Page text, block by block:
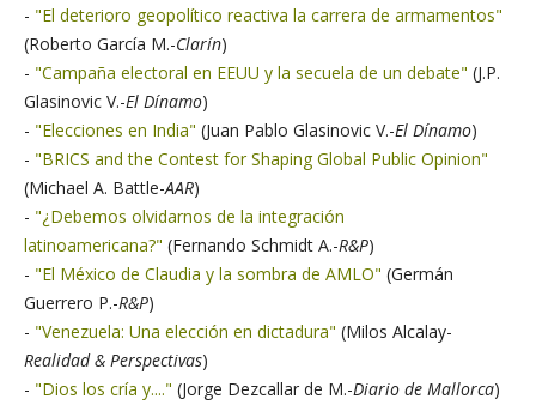
- "El deterioro geopolítico reactiva la carrera de armamentos"
(Roberto García M.-Clarín)
- "Campaña electoral en EEUU y la secuela de un debate" (J.P.
Glasinovic V.-El Dínamo)
- "Elecciones en India" (Juan Pablo Glasinovic V.-El Dínamo)
- "BRICS and the Contest for Shaping Global Public Opinion"
(Michael A. Battle-AAR)
- "¿Debemos olvidarnos de la integración
latinoamericana?" (Fernando Schmidt A.-R&P)
- "El México de Claudia y la sombra de AMLO" (Germán
Guerrero P.-R&P)
- "Venezuela: Una elección en dictadura" (Milos Alcalay-
Realidad & Perspectivas)
- "Dios los cría y...." (Jorge Dezcallar de M.-Diario de Mallorca)